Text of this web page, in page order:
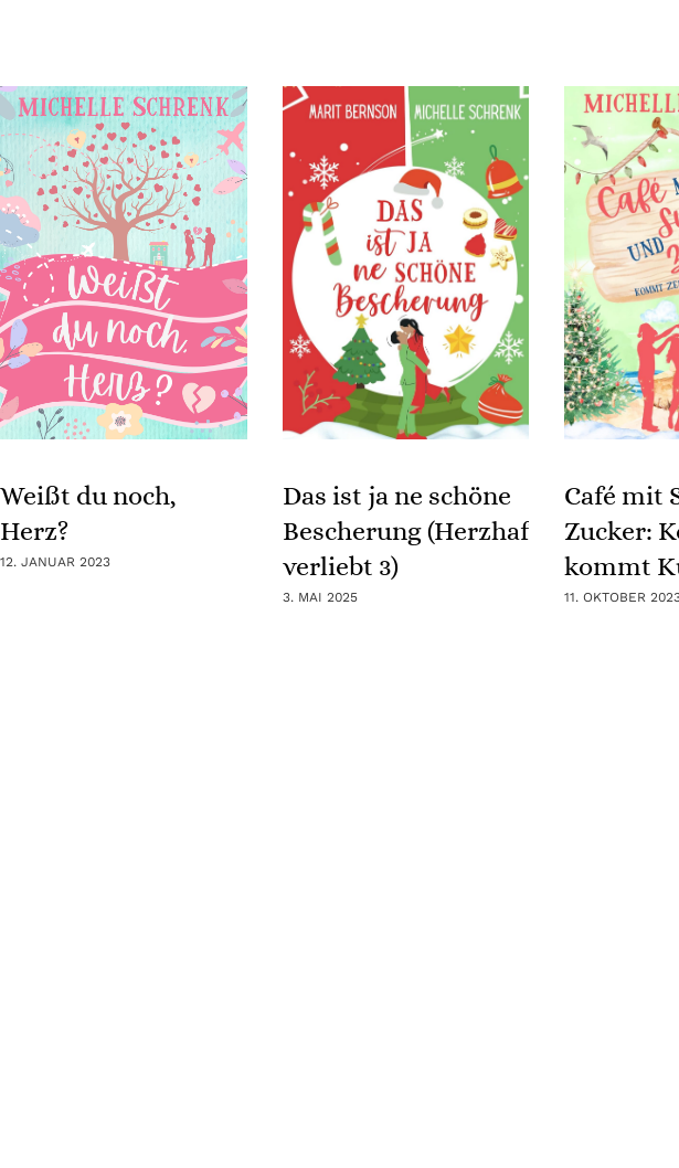
Weißt du noch,
Herz?
12. JANUAR 2023
Das ist ja ne schöne
Bescherung (Herzhaft
verliebt 3)
3. MAI 2025
Café mit
Zucker:
kommt
11. OKTOBER